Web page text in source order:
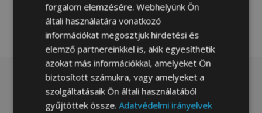
kívánságlistához
forgalom elemzésére. Webhelyünk Ön
általi használatára vonatkozó
információkat megosztjuk hirdetési és
elemző partnereinkkel is, akik egyesíthetik
azokat más információkkal, amelyeket Ön
biztosított számukra, vagy amelyeket a
szolgáltatásaik Ön általi használatából
gyűjtöttek össze.Adatvédelmi irányelvek